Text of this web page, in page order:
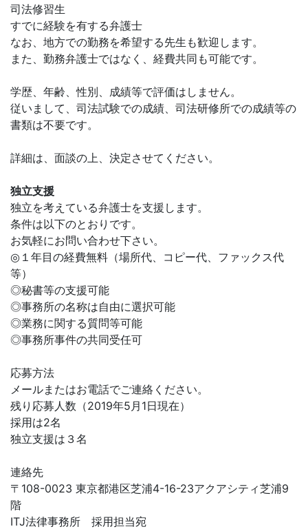
司法修習生
すでに経験を有する弁護士
なお、地方での勤務を希望する先生も歓迎します。
また、勤務弁護士ではなく、経費共同も可能です。
学歴、年齢、性別、成績等で評価はしません。
従いまして、司法試験での成績、司法研修所での成績等の
書類は不要です。
詳細は、面談の上、決定させてください。
独立支援
独立を考えている弁護士を支援します。
条件は以下のとおりです。
お気軽にお問い合わせ下さい。
◎１年目の経費無料（場所代、コピー代、ファックス代
等）
◎秘書等の支援可能
◎事務所の名称は自由に選択可能
◎業務に関する質問等可能
◎事務所事件の共同受任可
応募方法
メールまたはお電話でご連絡ください。
残り応募人数（2019年5月1日現在）
採用は2名
独立支援は３名
連絡先
〒108-0023 東京都港区芝浦4-16-23アクアシティ芝浦9
階
ITJ法律事務所 採用担当宛